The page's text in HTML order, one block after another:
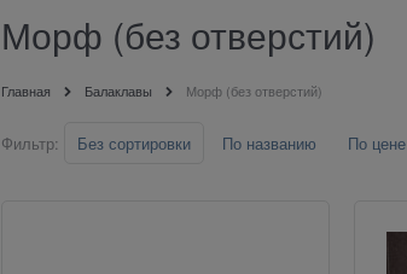
Морф (без отверстий)
Главная Балаклавы Морф (без отверстий)
Фильтр: Без сортировки По названию По цене